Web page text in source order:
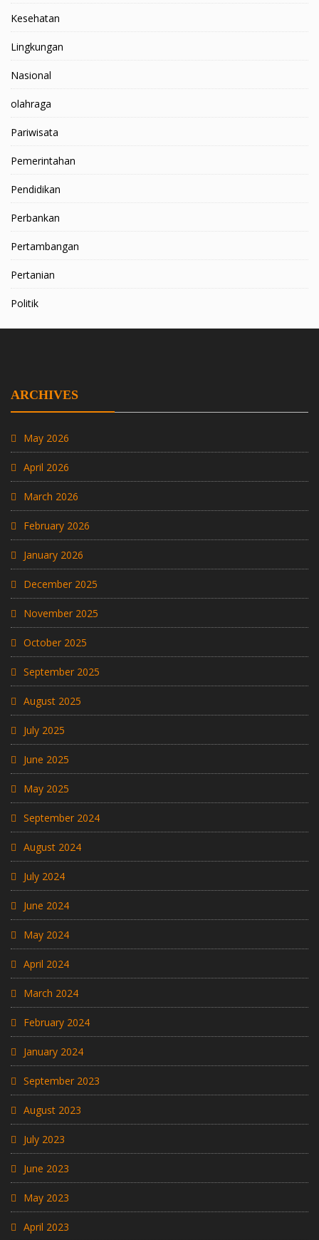
Kesehatan
Lingkungan
Nasional
olahraga
Pariwisata
Pemerintahan
Pendidikan
Perbankan
Pertambangan
Pertanian
Politik
ARCHIVES
May 2026
April 2026
March 2026
February 2026
January 2026
December 2025
November 2025
October 2025
September 2025
August 2025
July 2025
June 2025
May 2025
September 2024
August 2024
July 2024
June 2024
May 2024
April 2024
March 2024
February 2024
January 2024
September 2023
August 2023
July 2023
June 2023
May 2023
April 2023